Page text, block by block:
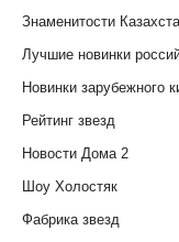
Знаменитости
Лучшие новинки
Новинки зарубежного
Рейтинг звезд
Новости Дома 2
Шоу Холостяк
Фабрика звезд